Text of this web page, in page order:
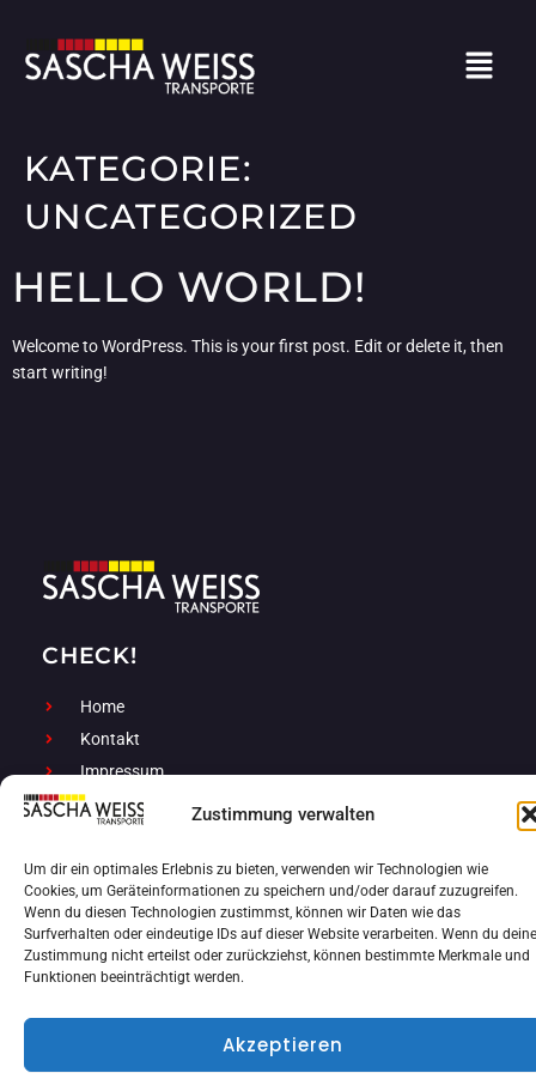
Zustimmung verwalten
Um dir ein optimales Erlebnis zu bieten, verwenden wir Technologien wie
Cookies, um Geräteinformationen zu speichern und/oder darauf zuzugreifen.
Wenn du diesen Technologien zustimmst, können wir Daten wie das
Surfverhalten oder eindeutige IDs auf dieser Website verarbeiten. Wenn du deine
Zustimmung nicht erteilst oder zurückziehst, können bestimmte Merkmale und
Funktionen beeinträchtigt werden.
Akzeptieren
KATEGORIE:
UNCATEGORIZED
HELLO WORLD!
Welcome to WordPress. This is your first post. Edit or delete it, then
start writing!
CHECK!
Home
Kontakt
Impressum
Datenschutz
KONTAKT
info@sascha-weiss-de